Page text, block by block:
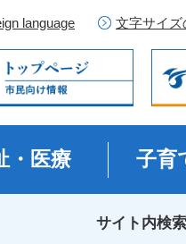
language 文字サイズ
・医療 子育
サイト内検索